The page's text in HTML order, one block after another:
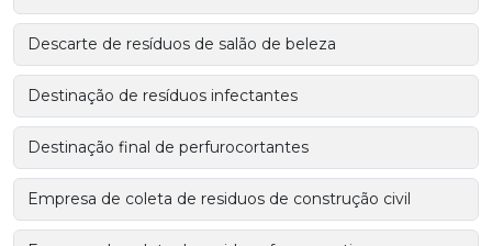
Descarte de resíduos de salão de beleza
Destinação de resíduos infectantes
Destinação final de perfurocortantes
Empresa de coleta de residuos de construção civil